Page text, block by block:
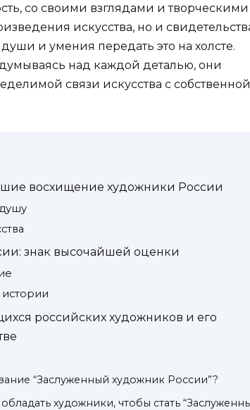
со своими взглядами и творческими
искусства, но и
и умения передать это на холсте.
над каждой деталью, они
связи искусства с собственной
восхищение художники России
знак высочайшей оценки
российских художников и его
“Заслуженный художник России”?
художники, чтобы стать